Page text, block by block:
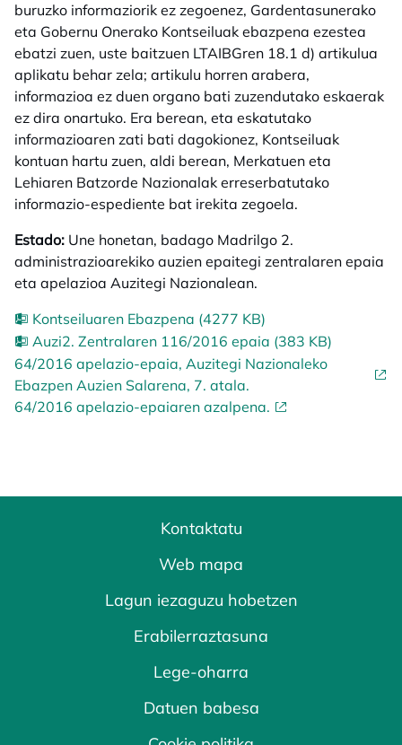
buruzko informaziorik ez zegoenez, Gardentasunerako
eta Gobernu Onerako Kontseiluak ebazpena ezestea
ebatzi zuen, uste baitzuen LTAIBGren 18.1 d) artikulua
aplikatu behar zela; artikulu horren arabera,
informazioa ez duen organo bati zuzendutako eskaerak
ez dira onartuko. Era berean, eta eskatutako
informazioaren zati bati dagokionez, Kontseiluak
kontuan hartu zuen, aldi berean, Merkatuen eta
Lehiaren Batzorde Nazionalak erreserbatutako
informazio-espediente bat irekita zegoela.
Estado: Une honetan, badago Madrilgo 2.
administrazioarekiko auzien epaitegi zentralaren epaia
eta apelazioa Auzitegi Nazionalean.
Kontseiluaren Ebazpena (4277 KB)
Auzi2. Zentralaren 116/2016 epaia (383 KB)
64/2016 apelazio-epaia, Auzitegi Nazionaleko
Ebazpen Auzien Salarena, 7. atala.
64/2016 apelazio-epaiaren azalpena.
Kontaktatu
Web mapa
Lagun iezaguzu hobetzen
Erabilerraztasuna
Lege-oharra
Datuen babesa